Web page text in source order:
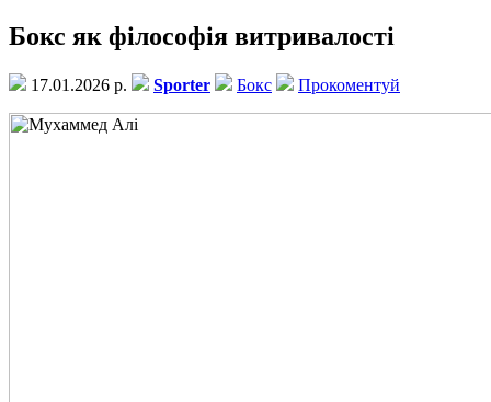
Бокс як філософія витривалості
17.01.2026 р. Sporter Бокс Прокоментуй